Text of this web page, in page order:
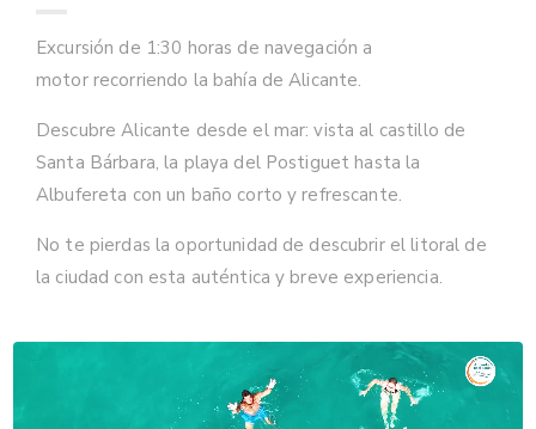
Excursión de 1:30 horas de navegación a
motor recorriendo la bahía de Alicante.
Descubre Alicante desde el mar: vista al castillo de
Santa Bárbara, la playa del Postiguet hasta la
Albufereta con un baño corto y refrescante.
No te pierdas la oportunidad de descubrir el litoral de
la ciudad con esta auténtica y breve experiencia.